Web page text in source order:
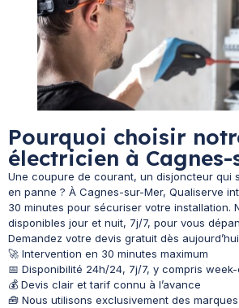
Pourquoi choisir
électricien à
Une coupure de courant, un disjoncteur qui
en panne ? À Cagnes-sur-Mer, Qualiserve
30 minutes pour sécuriser votre installation.
disponibles jour et nuit, 7j/7, pour vous
Demandez votre devis gratuit dès
🚀 Intervention en 30 minutes maximum
📅 Disponibilité 24h/24, 7j/7, y compris
💰 Devis clair et tarif connu à l’avance
🧰 Nous utilisons exclusivement des